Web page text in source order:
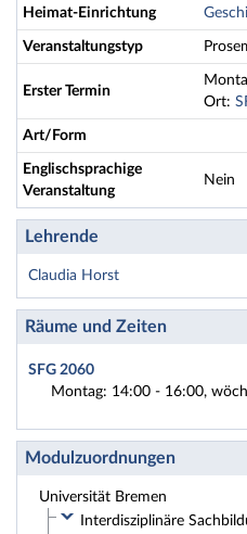
Heimat-Einrichtung
Veranstaltungstyp
Erster Termin
Ort:
Art/Form
Englischsprachige
Veranstaltung
Nein
Lehrende
Claudia Horst
Räume und Zeiten
SFG 2060
Montag: 14:00 - 16:00,
Modulzuordnungen
Universität Bremen
Interdisziplinäre